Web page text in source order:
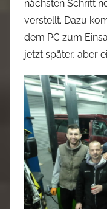
nächsten Schritt
verstellt. Dazu
dem PC zum
jetzt später, aber